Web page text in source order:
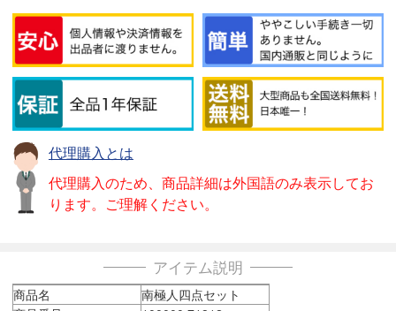
代理購入とは
代理購入のため、商品詳細は外国語のみ表示してお
ります。ご理解ください。
アイテム説明
商品名
南極人四点セット